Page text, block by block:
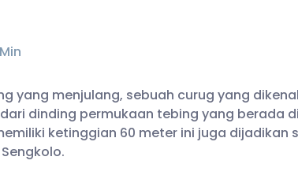
yang menjulang, sebuah curug yang
dinding permukaan tebing yang berada
ketinggian 60 meter ini juga dijadikan